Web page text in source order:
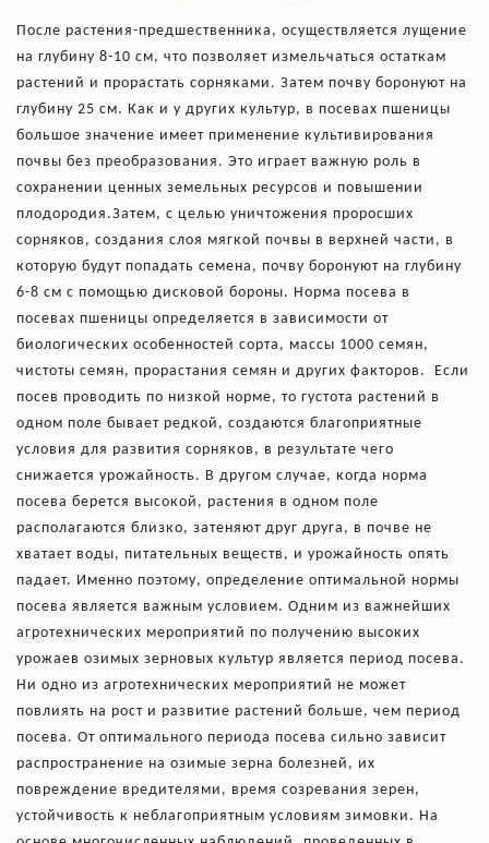
После растения-предшественника, осуществляется лущение
на глубину 8-10 см, что позволяет измельчаться остаткам
растений и прорастать сорняками. Затем почву боронуют на
глубину 25 см. Как и у других культур, в посевах пшеницы
большое значение имеет применение культивирования
почвы без преобразования. Это играет важную роль в
сохранении ценных земельных ресурсов и повышении
плодородия.Затем, с целью уничтожения проросших
сорняков, создания слоя мягкой почвы в верхней части, в
которую будут попадать семена, почву боронуют на глубину
6-8 см с помощью дисковой бороны. Норма посева в
посевах пшеницы определяется в зависимости от
биологических особенностей сорта, массы 1000 семян,
чистоты семян, прорастания семян и других факторов. Если
посев проводить по низкой норме, то густота растений в
одном поле бывает редкой, создаются благоприятные
условия для развития сорняков, в результате чего
снижается урожайность. В другом случае, когда норма
посева берется высокой, растения в одном поле
располагаются близко, затеняют друг друга, в почве не
хватает воды, питательных веществ, и урожайность опять
падает. Именно поэтому, определение оптимальной нормы
посева является важным условием. Одним из важнейших
агротехнических мероприятий по получению высоких
урожаев озимых зерновых культур является период посева.
Ни одно из агротехнических мероприятий не может
повлиять на рост и развитие растений больше, чем период
посева. От оптимального периода посева сильно зависит
распространение на озимые зерна болезней, их
повреждение вредителями, время созревания зерен,
устойчивость к неблагоприятным условиям зимовки. На